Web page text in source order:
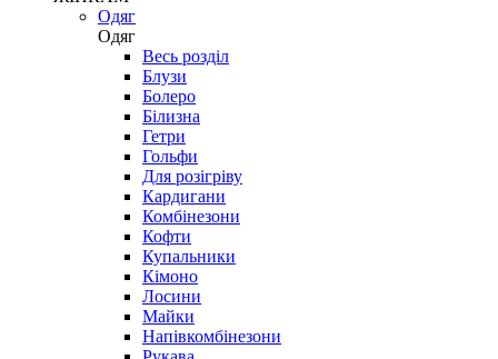
Одяг
Одяг
Весь розділ
Блузи
Болеро
Білизна
Гетри
Гольфи
Для розігріву
Кардигани
Комбінезони
Кофти
Купальники
Кімоно
Лосини
Майки
Напівкомбінезони